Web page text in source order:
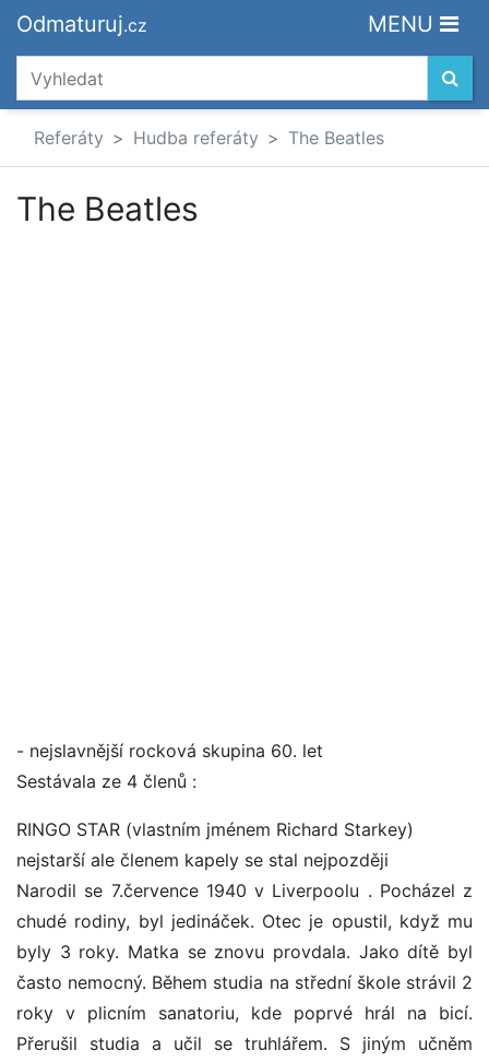
Odmaturuj.cz MENU
Referáty Hudba referáty The Beatles
The Beatles
- nejslavnější rocková skupina 60. let
Sestávala ze 4 členů :
RINGO STAR (vlastním jménem Richard Starkey)
nejstarší ale členem kapely se stal nejpozději
Narodil se 7.července 1940 v Liverpoolu . Pocházel z
chudé rodiny, byl jedináček. Otec je opustil, když mu
byly 3 roky. Matka se znovu provdala. Jako dítě byl
často nemocný. Během studia na střední škole strávil 2
roky v plicním sanatoriu, kde poprvé hrál na bicí.
Přerušil studia a učil se truhlářem. S jiným učněm